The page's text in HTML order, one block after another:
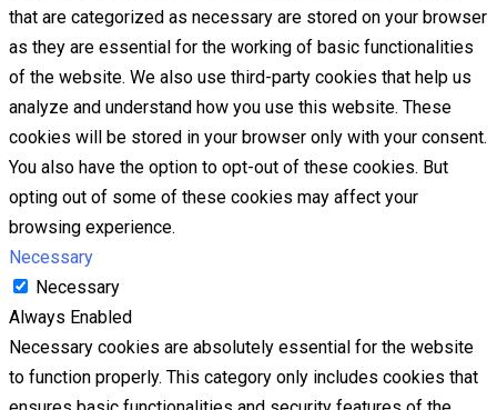
that are categorized as necessary are stored on your browser
as they are essential for the working of basic functionalities
of the website. We also use third-party cookies that help us
analyze and understand how you use this website. These
cookies will be stored in your browser only with your consent.
You also have the option to opt-out of these cookies. But
opting out of some of these cookies may affect your
browsing experience.
Necessary
Necessary
Always Enabled
Necessary cookies are absolutely essential for the website
to function properly. This category only includes cookies that